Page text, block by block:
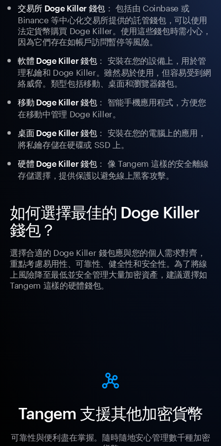
交易所 Doge Killer 錢包： 包括由 Coinbase 或
Binance 等中心化交易所提供的託管錢包，可以使用
法定貨幣購買 Doge Killer。使用這些錢包時需小心，
因為它們存在如帳戶訪問暫停等風險。
軟體 Doge Killer 錢包： 安裝在您的設備上，用於管
理私鑰和 Doge Killer。雖然易於使用，但容易受到網
絡威脅。類型包括移動、桌面和瀏覽器錢包。
移動 Doge Killer 錢包： 智能手機應用程式，方便您
在移動中管理 Doge Killer。
桌面 Doge Killer 錢包： 安裝在您的電腦上的應用，
將私鑰存儲在硬碟或 SSD 上。
硬體 Doge Killer 錢包： 像 Tangem 這樣的安全離線
存儲選擇，提供保護以避免線上黑客攻擊。
如何選擇最佳的 Doge Killer
錢包？
選擇合適的 Doge Killer 錢包應與您的個人需求對齊，
重點考慮易用性、可靠性、健全性和安全性。為了將線
上風險降至最低並安全管理大量加密資產，建議選擇如
Tangem 這樣的硬體錢包。
Tangem 支援其他加密貨幣
可靠性與便利盡在掌握。隨時隨地安心管理數千種加密